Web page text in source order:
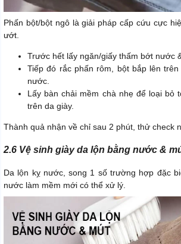
Phấn bột/bột ngô là giải pháp cấp cứu cực
ướt.
Trước hết lấy ngăn/giấy thấm bớt nước
Tiếp đó rắc phấn rôm, bột bắp lên
nước.
Lấy bàn chải mềm chà nhẹ để loại bỏ
trên da giày.
Thành quả nhận về chỉ sau 2 phút, thử check
2.6 Vệ sinh giày da lộn bằng nước &
Da lộn kỵ nước, song 1 số trường hợp đặc
nước làm mềm mới có thể xử lý.